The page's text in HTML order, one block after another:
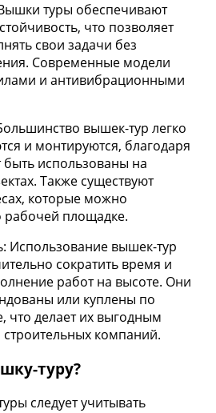
туры обеспечивают
что позволяет
свои задачи без
Современные модели
и антивибрационными
вышек-тур легко
и монтируются, благодаря
использованы на
Также существуют
которые можно
площадке.
Использование вышек-тур
сократить время и
работ на высоте. Они
или куплены по
что делает их выгодным
компаний.
туру?
следует учитывать